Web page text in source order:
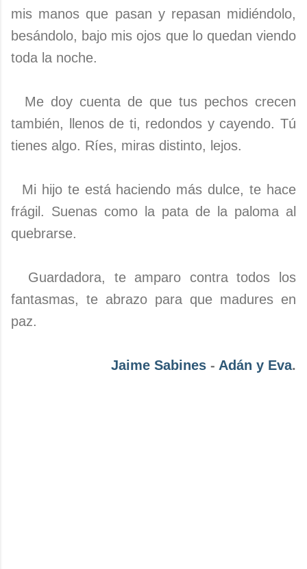
mis manos que pasan y repasan midiéndolo,
besándolo, bajo mis ojos que lo quedan viendo
toda la noche.
Me doy cuenta de que tus pechos crecen
también, llenos de ti, redondos y cayendo. Tú
tienes algo. Ríes, miras distinto, lejos.
Mi hijo te está haciendo más dulce, te hace
frágil. Suenas como la pata de la paloma al
quebrarse.
Guardadora, te amparo contra todos los
fantasmas, te abrazo para que madures en
paz.
Jaime Sabines - Adán y Eva.